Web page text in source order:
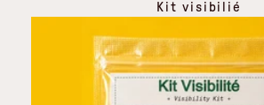
Kit visibilié